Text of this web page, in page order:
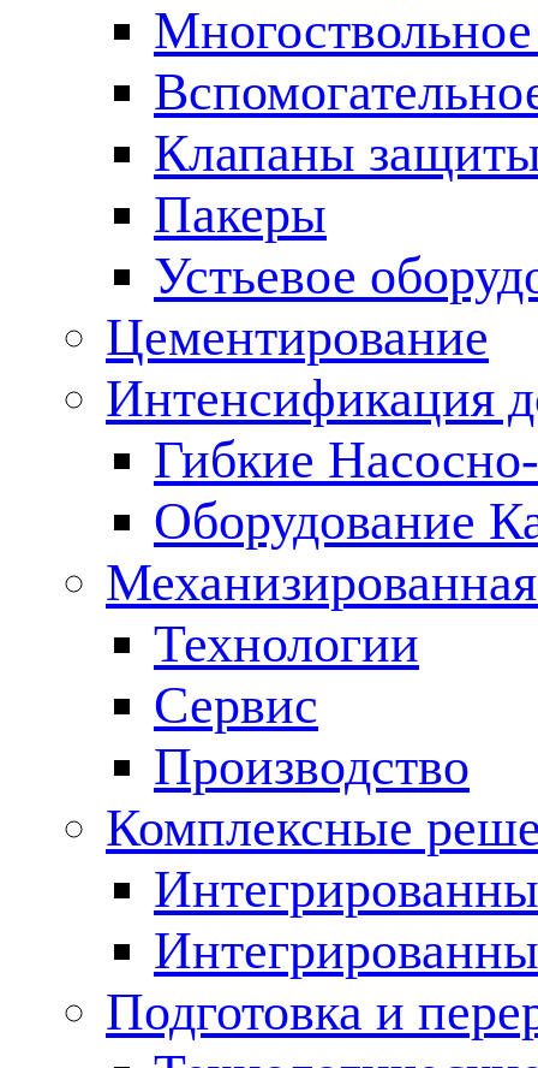
Клапаны
Пакеры
Устьевое
Цементирование
Интенсификация
Гибкие
Оборудование
Технологии
Сервис
Производство
Комплексные
Подготовка и